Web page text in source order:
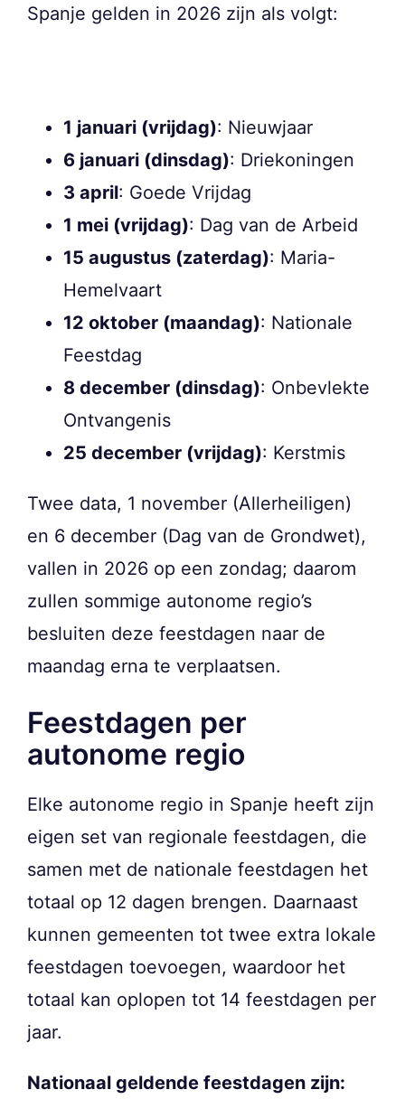
Spanje gelden in 2026 zijn als volgt:
1 januari (vrijdag): Nieuwjaar
6 januari (dinsdag): Driekoningen
3 april: Goede Vrijdag
1 mei (vrijdag): Dag van de Arbeid
15 augustus (zaterdag): Maria-
Hemelvaart
12 oktober (maandag): Nationale
Feestdag
8 december (dinsdag): Onbevlekte
Ontvangenis
25 december (vrijdag): Kerstmis
Twee data, 1 november (Allerheiligen)
en 6 december (Dag van de Grondwet),
vallen in 2026 op een zondag; daarom
zullen sommige autonome regio’s
besluiten deze feestdagen naar de
maandag erna te verplaatsen.
Feestdagen per
autonome regio
Elke autonome regio in Spanje heeft zijn
eigen set van regionale feestdagen, die
samen met de nationale feestdagen het
totaal op 12 dagen brengen. Daarnaast
kunnen gemeenten tot twee extra lokale
feestdagen toevoegen, waardoor het
totaal kan oplopen tot 14 feestdagen per
jaar.
Nationaal geldende feestdagen zijn: